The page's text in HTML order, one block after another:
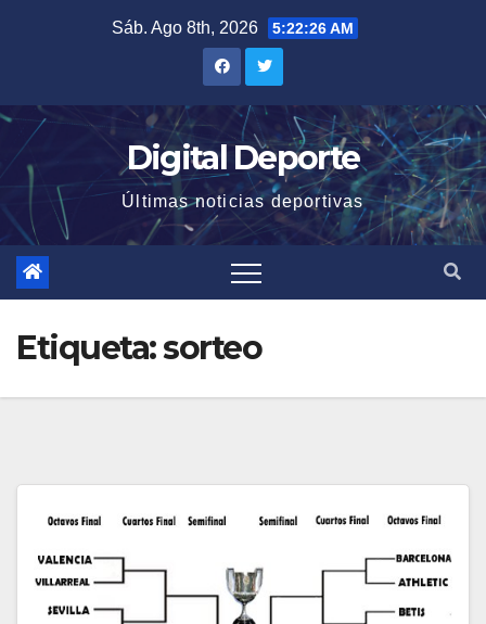
Sáb. Ago 8th, 2026 5:22:26 AM
Digital Deporte
Últimas noticias deportivas
Etiqueta:sorteo